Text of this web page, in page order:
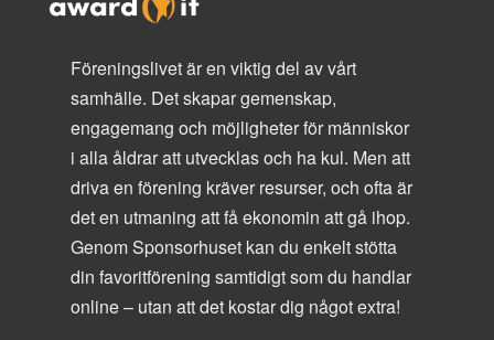
Föreningslivet är en viktig del av vårt
samhälle. Det skapar gemenskap,
engagemang och möjligheter för människor
i alla åldrar att utvecklas och ha kul. Men att
driva en förening kräver resurser, och ofta är
det en utmaning att få ekonomin att gå ihop.
Genom Sponsorhuset kan du enkelt stötta
din favoritförening samtidigt som du handlar
online – utan att det kostar dig något extra!